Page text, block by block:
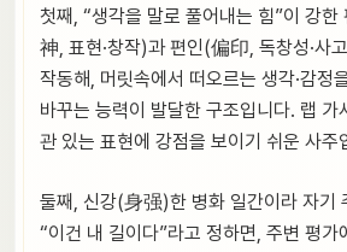
첫째, “생각을 말로 풀어내는 힘”이 강
神, 표현·창작)과 편인(偏印, 독창성·사
작동해, 머릿속에서 떠오르는 생각·감정
바꾸는 능력이 발달한 구조입니다. 랩 가
관 있는 표현에 강점을 보이기 쉬운 사주
둘째, 신강(身强)한 병화 일간이라 자기
“이건 내 길이다”라고 정하면, 주변 평가